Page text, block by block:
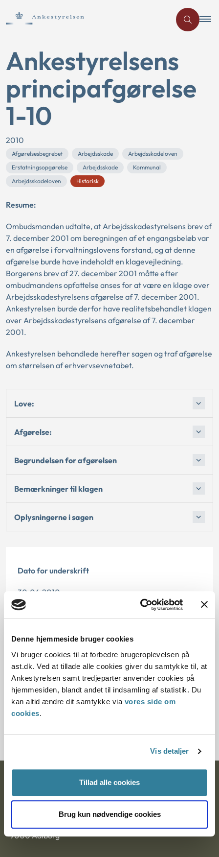
Denne hjemmeside bruger cookies
Vi bruger cookies til at forbedre brugeroplevelsen på
ast.dk. Ved at tillade alle cookies giver du samtykke til, at
Ankestyrelsen samt tredjeparter anvender cookies på
hjemmesiden, blandt andet til indsamling af statistik. Du
kan altid ændre dit samtykke via vores side om
cookies.
Vis detaljer
Tillad alle cookies
Brug kun nødvendige cookies
Ankestyrelsens
principafgørelse
1-10
2010
Afgørelsesbegrebet Arbejdsskade
Arbejdsskadeloven
Erstatningsopgørelse
Arbejdsskade
Kommunal
Arbejdsskadeloven
Historisk
Resume:
Ombudsmanden udtalte, at Arbejdsskadestyrelsens brev af
7. december 2001 om beregningen af et engangsbeløb var
en afgørelse i forvaltningslovens forstand, og at denne
afgørelse burde have indeholdt en klagevejledning.
Borgerens brev af 27. december 2001 måtte efter
ombudmandens opfattelse anses for at være en klage over
Arbejdsskadestyrelsens afgørelse af 7. december 2001.
Ankestyrelsen burde derfor have realitetsbehandlet klagen
over Arbejdsskadestyrelsens afgørelse af 7. december
2001.
Ankestyrelsen behandlede herefter sagen og traf afgørelse
om størrelsen af erhvervsevnetabet.
Love:
Afgørelse:
Begrundelsen for afgørelsen
Bemærkninger til klagen
Oplysningerne i sagen
Dato for underskrift
30.06.2010
Offentliggørelsesdato
10.07.2013
Paragraf
§ 100
Journalnummer
Postadresse:
9000 Aalborg